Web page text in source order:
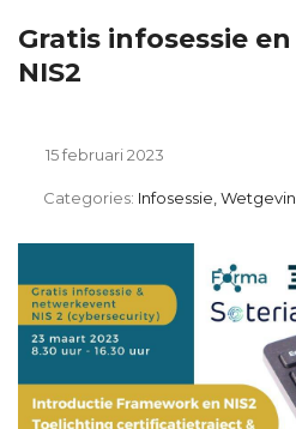
Gratis infosessie
NIS2
15 februari 2023
Categories: Infosessie,